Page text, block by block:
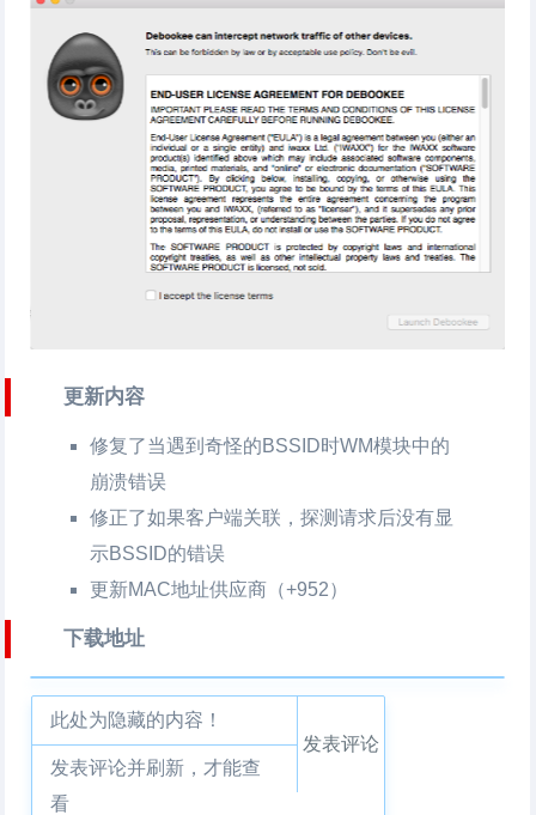
更新内容
修复了当遇到奇怪的BSSID时WM模块中的
崩溃错误
修正了如果客户端关联，探测请求后没有显
示BSSID的错误
更新MAC地址供应商（+952）
下载地址
此处为隐藏的内容！
发表评论并刷新，才能查
看
发表评论